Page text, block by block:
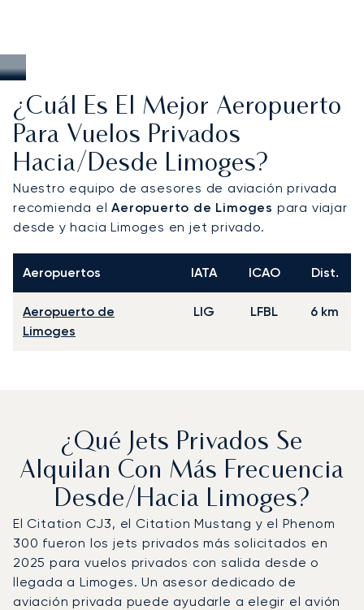
¿Cuál Es El Mejor Aeropuerto
Para Vuelos Privados
Hacia/desde Limoges?
Nuestro equipo de asesores de aviación privada
recomienda elAeropuerto de Limoges para viajar
desde y hacia Limoges en jet privado.
Aeropuertos IATA ICAO Dist.
Aeropuerto de
Limoges
LIG LFBL 6 km
¿Qué Jets Privados Se
Alquilan Con Más Frecuencia
Desde/hacia Limoges?
El Citation CJ3, el Citation Mustang y el Phenom
300 fueron los jets privados más solicitados en
2025 para vuelos privados con salida desde o
llegada a Limoges. Un asesor dedicado de
aviación privada puede ayudarle a elegir el avión